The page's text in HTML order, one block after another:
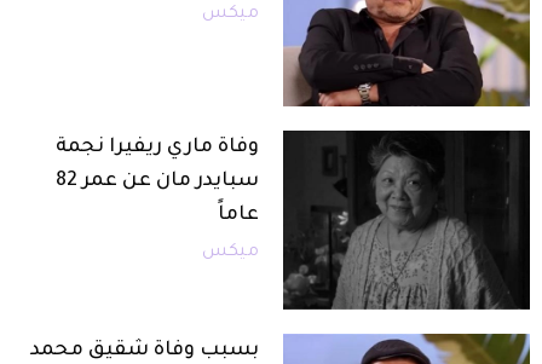
ميكس
وفاة ماري ريفيرا نجمة
سبايدر مان عن عمر 82
عاماً
ميكس
بسبب وفاة شقيق محمد